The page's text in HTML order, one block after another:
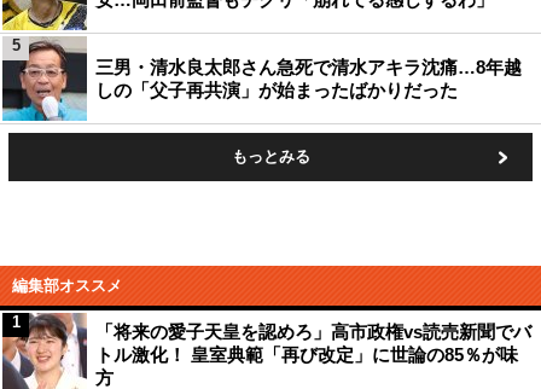
三男・清水良太郎さん急死で清水アキラ沈痛…8年越
しの「父子再共演」が始まったばかりだった
5
もっとみる
編集部オススメ
「将来の愛子天皇を認めろ」高市政権vs読売新聞でバ
トル激化！ 皇室典範「再び改定」に世論の85％が味
方
1